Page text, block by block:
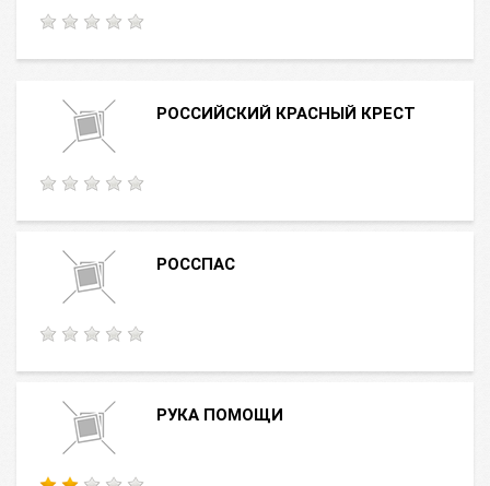
РОССИЙСКИЙ КРАСНЫЙ КРЕСТ
РОССПАС
РУКА ПОМОЩИ